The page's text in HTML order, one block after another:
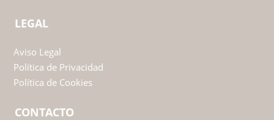
LEGAL
Aviso Legal
Política de Privacidad
Política de Cookies
CONTACTO